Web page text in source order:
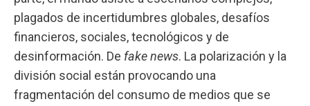
plagados de incertidumbres globales, desafíos
financieros, sociales, tecnológicos y de
desinformación. De fake news. La polarización y la
división social están provocando una
fragmentación del consumo de medios que se